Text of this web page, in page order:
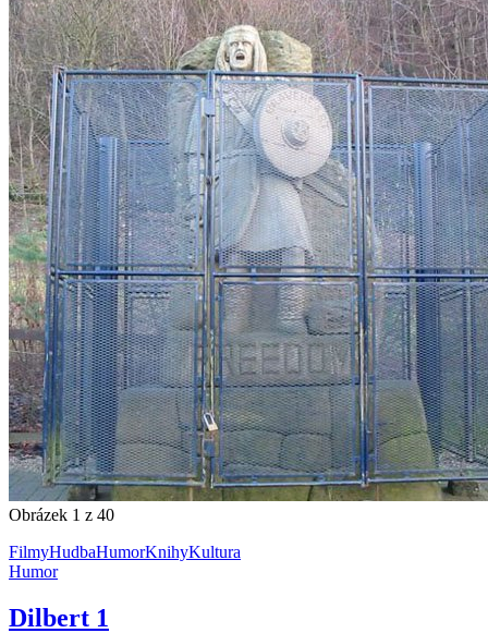
Obrázek 1 z 40
FilmyHudbaHumorKnihyKultura
Humor
Dilbert 1